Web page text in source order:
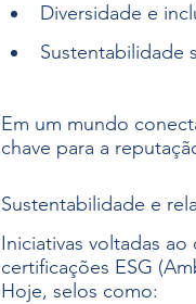
Diversidade e
Sustentabilidade
Em um mundo
chave para a
Sustentabilidade e
Iniciativas voltadas
certificações ESG
Hoje, selos como: